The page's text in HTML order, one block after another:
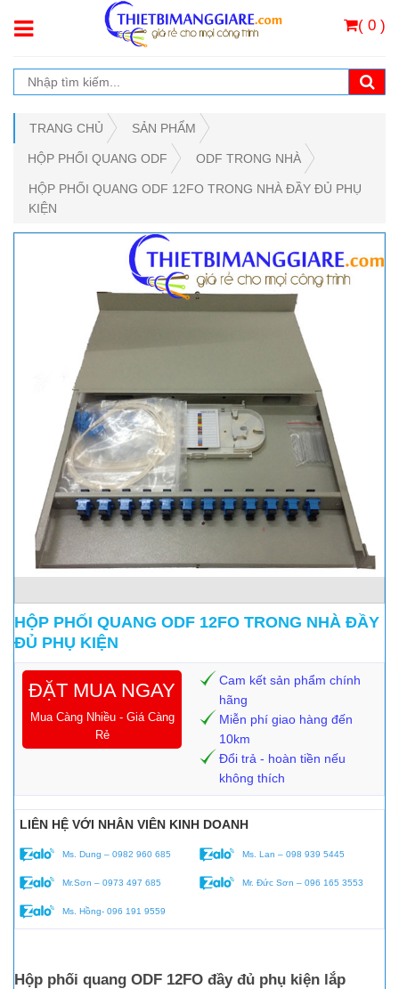
( 0 )
TRANG CHỦ SẢN PHẨM
HỘP PHỐI QUANG ODF ODF TRONG NHÀ
HỘP PHỐI QUANG ODF 12FO TRONG NHÀ ĐẦY ĐỦ PHỤ
KIỆN
HỘP PHỐI QUANG ODF 12FO TRONG NHÀ ĐẦY
ĐỦ PHỤ KIỆN
ĐẶT MUA NGAY
Mua Càng Nhiều - Giá Càng
Rẻ
Cam kết sản phẩm chính
hãng
Miễn phí giao hàng đến
10km
Đổi trả - hoàn tiền nếu
không thích
LIÊN HỆ VỚI NHÂN VIÊN KINH DOANH
Ms. Dung – 0982 960 685 Ms. Lan – 098 939 5445
Mr.Sơn – 0973 497 685 Mr. Đức Sơn – 096 165 3553
Ms. Hồng- 096 191 9559
Hộp phối quang ODF 12FO đầy đủ phụ kiện lắp